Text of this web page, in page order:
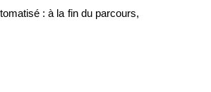
: à la fin du parcours,